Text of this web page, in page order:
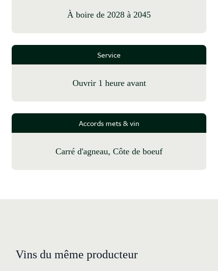
à boire de 2028 à 2045
Service
Ouvrir 1 heure avant
Accords mets & vin
Carré d'agneau, Côte de boeuf
Vins du même producteur